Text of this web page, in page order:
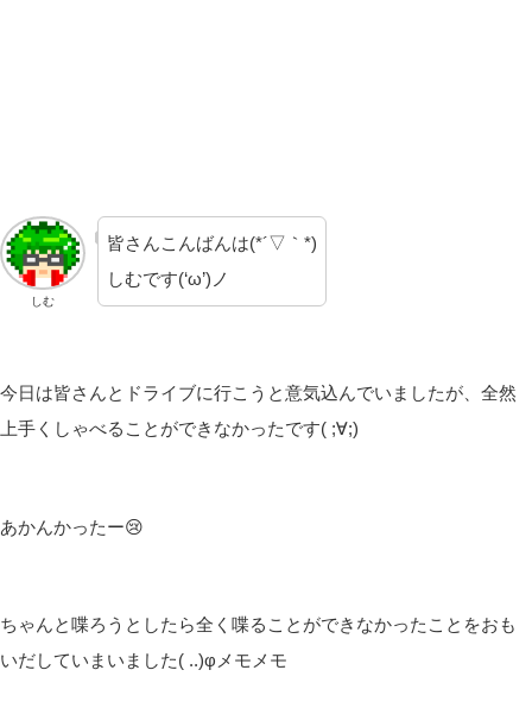
しむ
皆さんこんばんは(*´▽｀*)
しむです(‘ω’)ノ
今日は皆さんとドライブに行こうと意気込んでいましたが、全然
上手くしゃべることができなかったです( ;∀;)
あかんかったー😢
ちゃんと喋ろうとしたら全く喋ることができなかったことをおも
いだしていまいました( ..)φメモメモ